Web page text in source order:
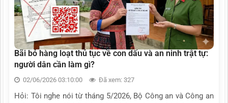
Bãi bỏ hàng loạt thủ tục về con dấu và an ninh trật tự:
người dân cần làm gì?
02/06/2026 03:10:00 Đã xem: 327
Hỏi: Tôi nghe nói từ tháng 5/2026, Bộ Công an và Công an